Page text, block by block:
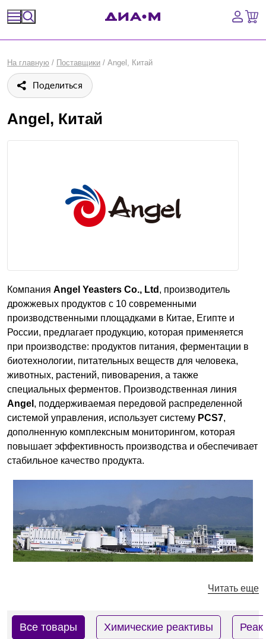
Оборудование, приборы
О компании
Новости
Блог
Производители
Партнеры
Технический сервис
Контакты
На главную / Поставщики / Angel, Китай
Поделиться
Angel, Китай
Компания Angel Yeasters Co., Ltd , производитель
дрожжевых продуктов с 10 современными
производственными площадками в Китае, Египте и
России, предлагает продукцию, которая применяется
при производстве: продуктов питания, ферментации в
биотехнологии, питательных веществ для человека,
животных, растений, пивоварения, а также
специальных ферментов. Производственная линия
Angel , поддерживаемая передовой распределенной
системой управления, использует систему PCS7,
дополненную комплексным мониторингом, которая
повышает эффективность производства и обеспечивает
стабильное качество продукта.
Читать еще
Все товары Химические реактивы